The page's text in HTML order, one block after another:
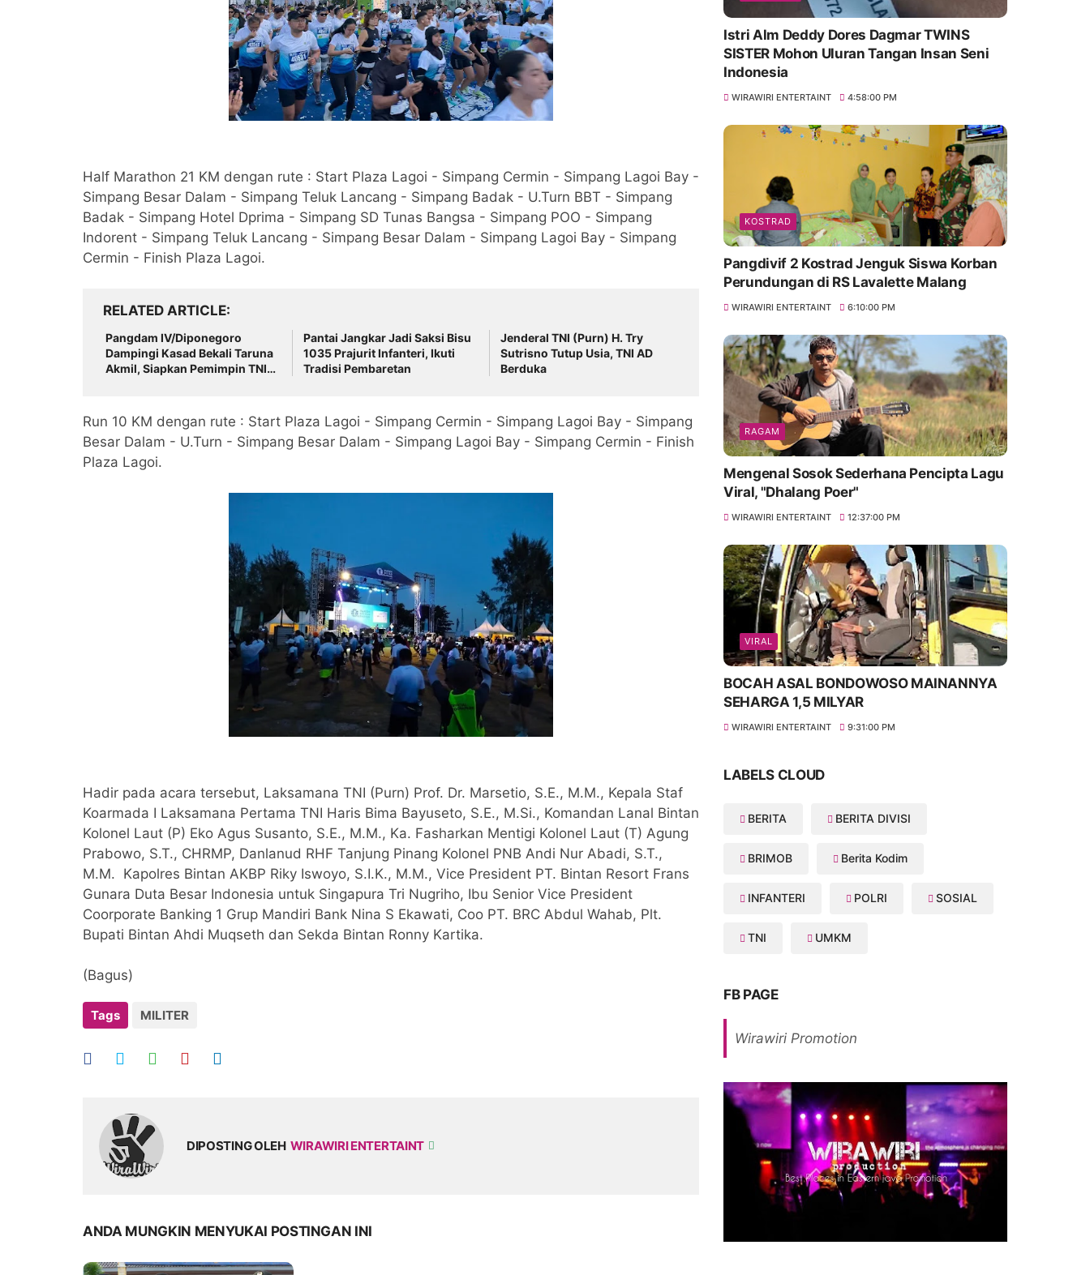
Half Marathon 21 KM dengan rute : Start Plaza Lagoi - Simpang Cermin - Simpang Lagoi Bay -
Simpang Besar Dalam - Simpang Teluk Lancang - Simpang Badak - U.Turn BBT - Simpang
Badak - Simpang Hotel Dprima - Simpang SD Tunas Bangsa - Simpang POO - Simpang
Indorent - Simpang Teluk Lancang - Simpang Besar Dalam - Simpang Lagoi Bay - Simpang
Cermin - Finish Plaza Lagoi.
RELATED ARTICLE
Pangdam IV/Diponegoro
Dampingi Kasad Bekali Taruna
Akmil, Siapkan Pemimpin TNI
Pantai Jangkar Jadi Saksi Bisu
1035 Prajurit Infanteri, Ikuti
Tradisi Pembaretan
Jenderal TNI (Purn) H. Try
Sutrisno Tutup Usia, TNI AD
Berduka
Run 10 KM dengan rute : Start Plaza Lagoi - Simpang Cermin - Simpang Lagoi Bay - Simpang
Besar Dalam - U.Turn - Simpang Besar Dalam - Simpang Lagoi Bay - Simpang Cermin - Finish
Plaza Lagoi.
Hadir pada acara tersebut, Laksamana TNI (Purn) Prof. Dr. Marsetio, S.E., M.M., Kepala Staf
Koarmada I Laksamana Pertama TNI Haris Bima Bayuseto, S.E., M.Si., Komandan Lanal Bintan
Kolonel Laut (P) Eko Agus Susanto, S.E., M.M., Ka. Fasharkan Mentigi Kolonel Laut (T) Agung
Prabowo, S.T., CHRMP, Danlanud RHF Tanjung Pinang Kolonel PNB Andi Nur Abadi, S.T.,
M.M. Kapolres Bintan AKBP Riky Iswoyo, S.I.K., M.M., Vice President PT. Bintan Resort Frans
Gunara Duta Besar Indonesia untuk Singapura Tri Nugriho, Ibu Senior Vice President
Coorporate Banking 1 Grup Mandiri Bank Nina S Ekawati, Coo PT. BRC Abdul Wahab, Plt.
Bupati Bintan Ahdi Muqseth dan Sekda Bintan Ronny Kartika.
(Bagus)
Tags MILITER
DIPOSTING OLEH WIRAWIRI ENTERTAINT
ANDA MUNGKIN MENYUKAI POSTINGAN INI
Istri Alm Deddy Dores Dagmar TWINS
SISTER Mohon Uluran Tangan Insan Seni
Indonesia
WIRAWIRI ENTERTAINT 4:58:00 PM
KOSTRAD
Pangdivif 2 Kostrad Jenguk Siswa Korban
Perundungan di RS Lavalette Malang
WIRAWIRI ENTERTAINT 6:10:00 PM
RAGAM
Mengenal Sosok Sederhana Pencipta Lagu
Viral, "Dhalang Poer"
WIRAWIRI ENTERTAINT 12:37:00 PM
VIRAL
BOCAH ASAL BONDOWOSO MAINANNYA
SEHARGA 1,5 MILYAR
WIRAWIRI ENTERTAINT 9:31:00 PM
LABELS CLOUD
BERITA BERITA DIVISI
BRIMOB Berita Kodim
INFANTERI POLRI SOSIAL
TNI UMKM
FB PAGE
Wirawiri Promotion